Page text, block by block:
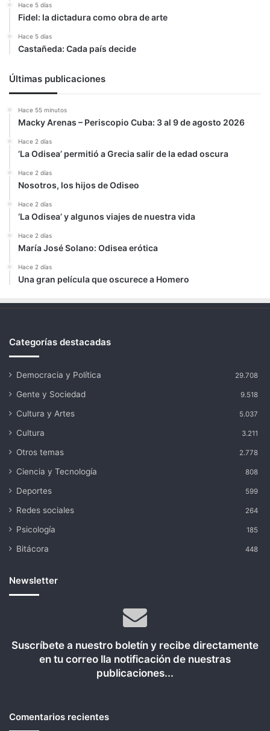
Hace 5 días
Fidel: la dictadura como obra de arte
Hace 5 días
Castañeda: Cada país decide
Últimas publicaciones
Hace 55 minutos
Macky Arenas – Periscopio Cuba: 3 al 9 de agosto 2026
Hace 2 días
‘La Odisea’ permitió a Grecia salir de la edad oscura
Hace 2 días
Nosotros, los hijos de Odiseo
Hace 2 días
‘La Odisea’ y algunos viajes de nuestra vida
Hace 2 días
María José Solano: Odisea erótica
Hace 2 días
Una gran película que oscurece a Homero
Categorías destacadas
Democracia y Política 29.708
Gente y Sociedad 9.518
Cultura y Artes 5.037
Cultura 3.211
Otros temas 2.778
Ciencia y Tecnología 808
Deportes 599
Redes sociales 264
Psicología 185
Bitácora 448
Newsletter
Suscríbete a nuestro boletín y recibe directamente
en tu correo lla notificación de nuestras
publicaciones...
Comentarios recientes